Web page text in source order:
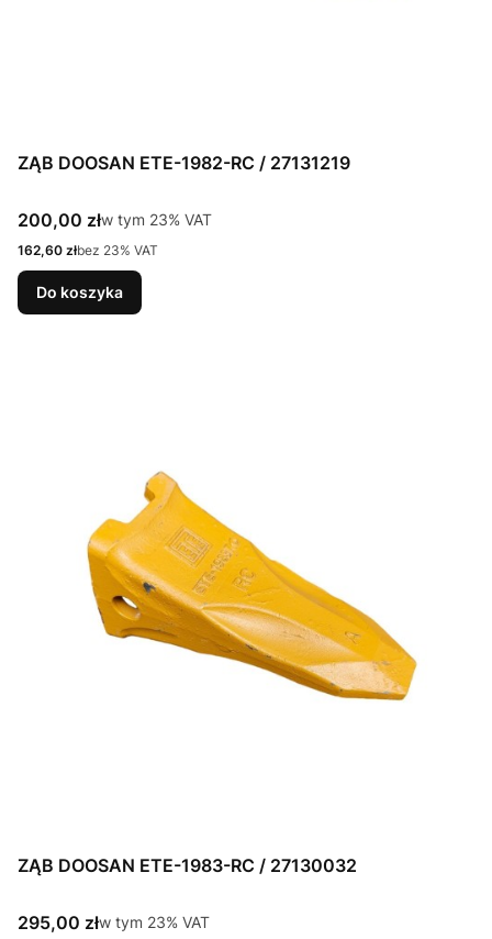
ZĄB DOOSAN ETE-1982-RC / 27131219
Cena brutto
200,00 złw tym %s VAT
w tym 23% VAT
Cena netto
162,60 złbez 23% VAT
Do koszyka
ZĄB DOOSAN ETE-1983-RC / 27130032
Cena brutto
295,00 złw tym %s VAT
w tym 23% VAT